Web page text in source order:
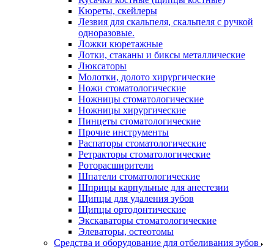
Кюреты, скейлеры
Лезвия для скальпеля, скальпеля с ручкой
одноразовые.
Ложки кюретажные
Лотки, стаканы и биксы металлические
Люксаторы
Молотки, долото хирургические
Ножи стоматологические
Ножницы стоматологические
Ножницы хирургические
Пинцеты стоматологические
Прочие инструменты
Распаторы стоматологические
Ретракторы стоматологические
Роторасширители
Шпатели стоматологические
Шприцы карпульные для анестезии
Щипцы для удаления зубов
Щипцы ортодонтические
Экскаваторы стоматологические
Элеваторы, остеотомы
Средства и оборудование для отбеливания зубов